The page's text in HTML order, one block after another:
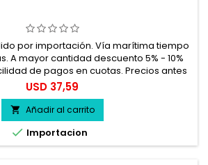
por importación. Vía marítima tiempo
A mayor cantidad descuento 5% - 10%
de pagos en cuotas. Precios antes
impuesto. 100% seguro.
Precio
USD 37,59
 Añadir al carrito
 Importacion